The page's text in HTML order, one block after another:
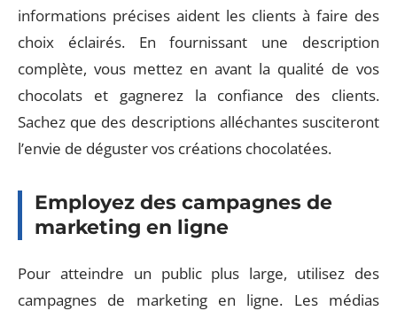
informations précises aident les clients à faire des
choix éclairés. En fournissant une description
complète, vous mettez en avant la qualité de vos
chocolats et gagnerez la confiance des clients.
Sachez que des descriptions alléchantes susciteront
l’envie de déguster vos créations chocolatées.
Employez des campagnes de
marketing en ligne
Pour atteindre un public plus large, utilisez des
campagnes de marketing en ligne. Les médias